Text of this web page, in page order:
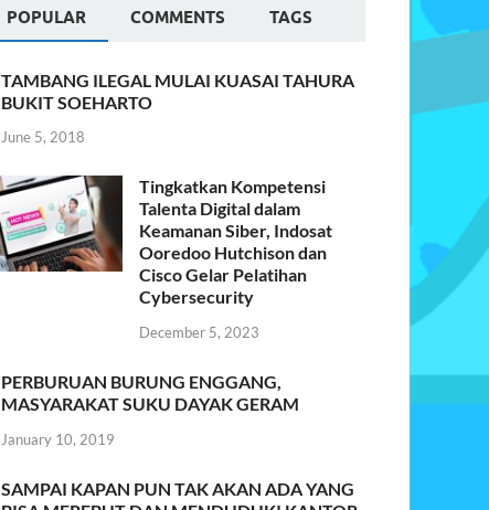
POPULAR COMMENTS TAGS
TAMBANG ILEGAL MULAI KUASAI TAHURA
BUKIT SOEHARTO
June 5, 2018
Tingkatkan Kompetensi
Talenta Digital dalam
Keamanan Siber, Indosat
Ooredoo Hutchison dan
Cisco Gelar Pelatihan
Cybersecurity
December 5, 2023
PERBURUAN BURUNG ENGGANG,
MASYARAKAT SUKU DAYAK GERAM
January 10, 2019
SAMPAI KAPAN PUN TAK AKAN ADA YANG